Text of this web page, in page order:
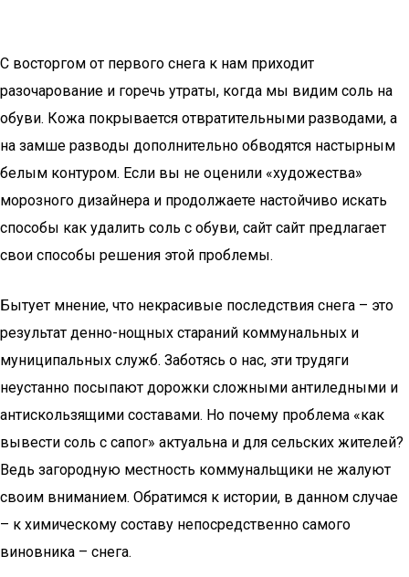
С восторгом от первого снега к нам приходит
разочарование и горечь утраты, когда мы видим соль на
обуви. Кожа покрывается отвратительными разводами, а
на замше разводы дополнительно обводятся настырным
белым контуром. Если вы не оценили «художества»
морозного дизайнера и продолжаете настойчиво искать
способы как удалить соль с обуви, сайт сайт предлагает
свои способы решения этой проблемы.
Бытует мнение, что некрасивые последствия снега – это
результат денно-нощных стараний коммунальных и
муниципальных служб. Заботясь о нас, эти трудяги
неустанно посыпают дорожки сложными антиледными и
антискользящими составами. Но почему проблема «как
вывести соль с сапог» актуальна и для сельских жителей?
Ведь загородную местность коммунальщики не жалуют
своим вниманием. Обратимся к истории, в данном случае
– к химическому составу непосредственно самого
виновника – снега.